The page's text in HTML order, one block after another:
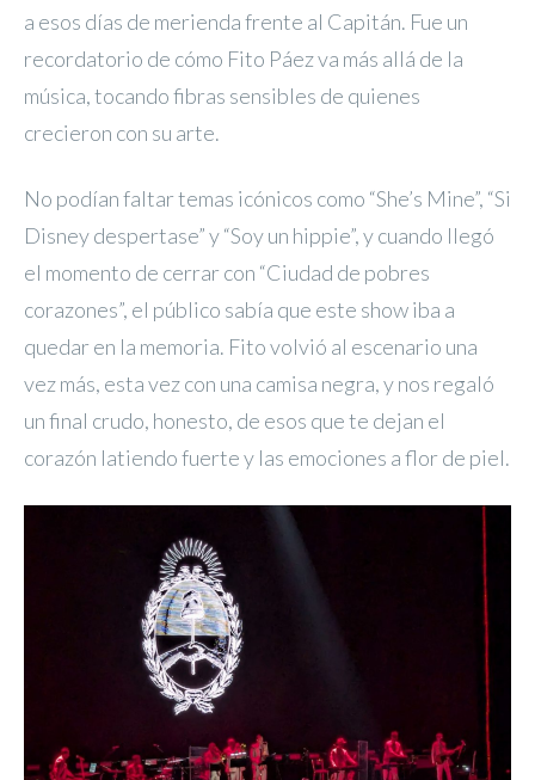
a esos días de merienda frente al Capitán. Fue un
recordatorio de cómo Fito Páez va más allá de la
música, tocando fibras sensibles de quienes
crecieron con su arte.
No podían faltar temas icónicos como “She’s Mine”, “Si
Disney despertase” y “Soy un hippie”, y cuando llegó
el momento de cerrar con “Ciudad de pobres
corazones”, el público sabía que este show iba a
quedar en la memoria. Fito volvió al escenario una
vez más, esta vez con una camisa negra, y nos regaló
un final crudo, honesto, de esos que te dejan el
corazón latiendo fuerte y las emociones a flor de piel.